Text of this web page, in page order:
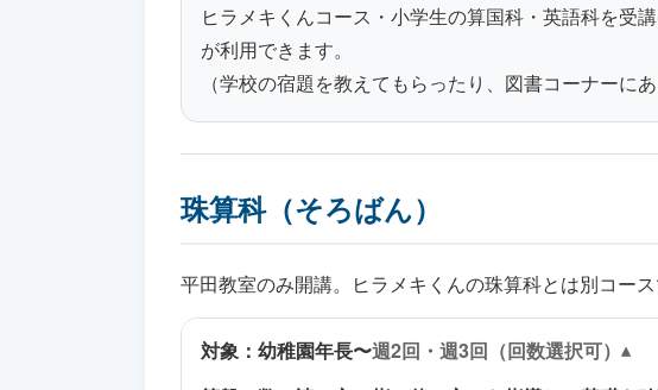
ヒラメキくんコース・小学生の算国科・英語科を受
が利用できます。
（学校の宿題を教えてもらったり、図書コーナーに
珠算科（そろばん）
平田教室のみ開講。ヒラメキくんの珠算科とは別コース
対象：幼稚園年長〜週2回・週3回（回数選択可）